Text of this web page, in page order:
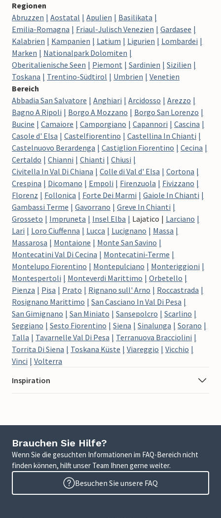
Regionen
Abruzzen
Aostatal Apulien
Basilikata
Emilia-Romagna
Friaul-Julisch Venezien
Gardasee
Kalabrien
Kampanien Latium Ligurien
Lombardei
Marken
Nationalpark Dolomiten
Oberitalienische Seen
Piemont Sardinien
Sizilien
Toskana
Trentino-Südtirol Umbrien
Venetien
Bereich
Abbadia San Salvatore
Anghiari Arcidosso
Arezzo
Bagno A Ripoli
Borgo A Mozzano
Borgo San Lorenzo
Bucine
Camaiore Camporgiano Capannori
Cascina
Casole d' Elsa
Castelfiorentino
Castellina In Chianti
Castelnuovo Berardenga
Castiglion Fiorentino
Cecina
Certaldo
Chianni Chianti
Chiusi
Civitella In Val Di Chiana
Colle di Val d' Elsa
Cortona
Crespina
Dicomano Empoli Firenzuola
Fivizzano
Florenz
Follonica Forte Dei Marmi
Gaiole In Chianti
Gambassi Terme
Gavorrano
Greve In Chianti
Grosseto
Impruneta Insel Elba Lajatico
Larciano
Lari
Loro Ciuffenna Lucca Lucignano
Massa
Massarosa
Montaione
Monte San Savino
Montecatini Val Di Cecina
Montecatini-Terme
Montelupo Fiorentino
Montepulciano
Monteriggioni
Montespertoli
Monteverdi Marittimo
Orbetello
Pienza
Pisa Prato Rignano sull' Arno
Roccastrada
Rosignano Marittimo
San Casciano In Val Di Pesa
San Gimignano
San Miniato Sansepolcro
Scarlino
Seggiano
Sesto Fiorentino Siena Sinalunga
Sorano
Talla
Tavarnelle Val Di Pesa
Terranuova Bracciolini
Torrita Di Siena
Toskana Küste Viareggio
Vicchio
Vinci
Volterra
Inspiration
Brauchen Sie Hilfe?
Wenn Sie die gesuchten Informationen im FAQ-Bereich nicht
finden können, hilft unser Team Ihnen gerne weiter.
Besuchen Sie unsere FAQ